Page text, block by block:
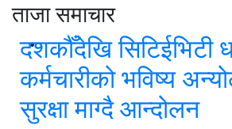
ताजा समाचार
दशकौँदेखि सिटिईभिटी
कर्मचारीको भविष्य
सुरक्षा माग्दै आन्दोलन